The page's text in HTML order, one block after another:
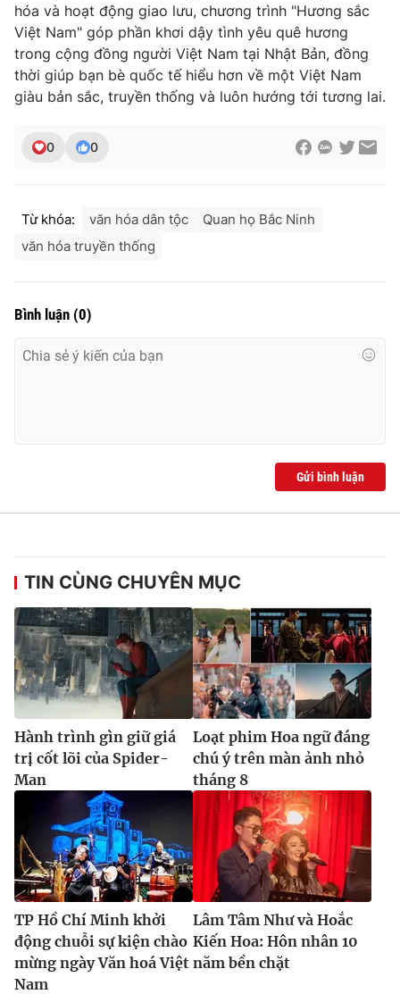
hóa và hoạt động giao lưu, chương trình "Hương sắc
Việt Nam" góp phần khơi dậy tình yêu quê hương
trong cộng đồng người Việt Nam tại Nhật Bản, đồng
thời giúp bạn bè quốc tế hiểu hơn về một Việt Nam
giàu bản sắc, truyền thống và luôn hướng tới tương lai.
0 0
Từ khóa: văn hóa dân tộc
Quan họ Bắc Ninh
văn hóa truyền thống
Bình luận (0)
Gửi bình luận
TIN CÙNG CHUYÊN MỤC
Hành trình gìn giữ giá
trị cốt lõi của Spider-
Man
Loạt phim Hoa ngữ đáng
chú ý trên màn ảnh nhỏ
tháng 8
TP Hồ Chí Minh khởi
động chuỗi sự kiện chào
mừng ngày Văn hoá Việt
Nam
Lâm Tâm Như và Hoắc
Kiến Hoa: Hôn nhân 10
năm bền chặt